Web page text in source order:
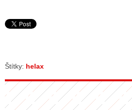
TISK
Štítky: helax